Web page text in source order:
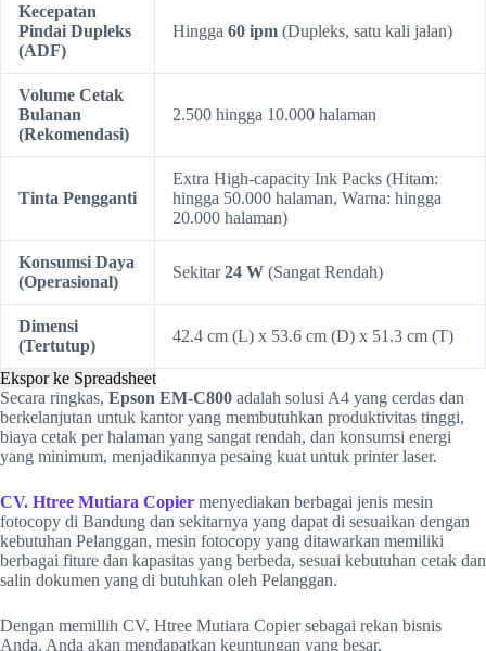
Kecepatan
Pindai Dupleks
(ADF)
Hingga 60 ipm (Dupleks, satu kali jalan)
Volume Cetak
Bulanan
(Rekomendasi)
2.500 hingga 10.000 halaman
Tinta Pengganti
Extra High-capacity Ink Packs (Hitam:
hingga 50.000 halaman, Warna: hingga
20.000 halaman)
Konsumsi Daya
(Operasional)
Sekitar24 W (Sangat Rendah)
Dimensi
(Tertutup)
42.4 cm (L) x 53.6 cm (D) x 51.3 cm (T)
Ekspor ke Spreadsheet
Secara ringkas, Epson EM-C800 adalah solusi A4 yang cerdas dan
berkelanjutan untuk kantor yang membutuhkan produktivitas tinggi,
biaya cetak per halaman yang sangat rendah, dan konsumsi energi
yang minimum, menjadikannya pesaing kuat untuk printer laser.
CV. Htree Mutiara Copier menyediakan berbagai jenis mesin
fotocopy di Bandung dan sekitarnya yang dapat di sesuaikan dengan
kebutuhan Pelanggan, mesin fotocopy yang ditawarkan memiliki
berbagai fiture dan kapasitas yang berbeda, sesuai kebutuhan cetak dan
salin dokumen yang di butuhkan oleh Pelanggan.
Dengan memillih CV. Htree Mutiara Copier sebagai rekan bisnis
Anda, Anda akan mendapatkan keuntungan yang besar.